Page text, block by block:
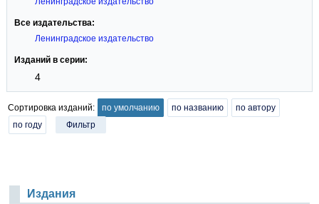
Все издательства:
Ленинградское издательство
Изданий в серии:
4
Сортировка изданий: по умолчанию по названию
по автору
по году
Фильтр
Издания